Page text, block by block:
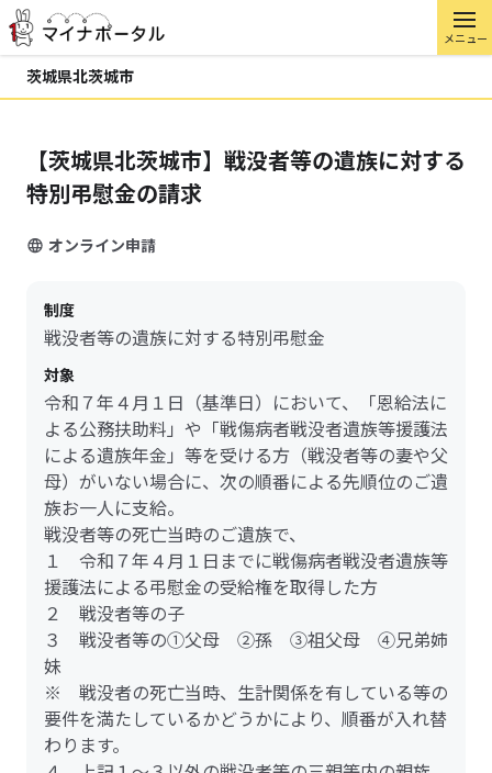
メニュー
茨城県北茨城市
【茨城県北茨城市】戦没者等の遺族に対する
特別弔慰金の請求
オンライン申請
制度
戦没者等の遺族に対する特別弔慰金
対象
令和７年４月１日（基準日）において、「恩給法に
よる公務扶助料」や「戦傷病者戦没者遺族等援護法
による遺族年金」等を受ける方（戦没者等の妻や父
母）がいない場合に、次の順番による先順位のご遺
族お一人に支給。
戦没者等の死亡当時のご遺族で、
１ 令和７年４月１日までに戦傷病者戦没者遺族等
援護法による弔慰金の受給権を取得した方
２ 戦没者等の子
３ 戦没者等の①父母 ②孫 ③祖父母 ④兄弟姉
妹
※ 戦没者の死亡当時、生計関係を有している等の
要件を満たしているかどうかにより、順番が入れ替
わります。